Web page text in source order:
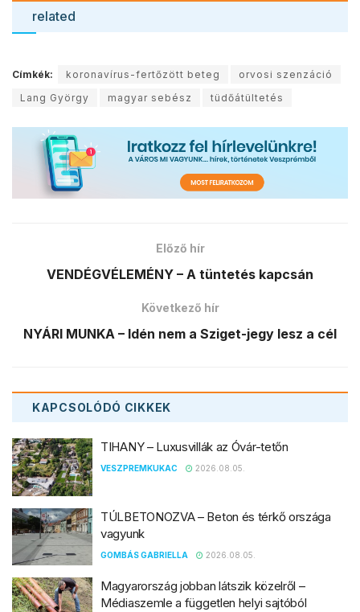
related
Címkék: koronavírus-fertőzött beteg
orvosi szenzáció
Lang György
magyar sebész tüdőátültetés
Előző hír
VENDÉGVÉLEMÉNY – A tüntetés kapcsán
Következő hír
NYÁRI MUNKA – Idén nem a Sziget-jegy lesz a cél
KAPCSOLÓDÓ CIKKEK
TIHANY – Luxusvillák az Óvár-tetőn
VESZPREMKUKAC 2026.08.05.
TÚLBETONOZVA – Beton és térkő országa
vagyunk
GOMBÁS GABRIELLA 2026.08.05.
Magyarország jobban látszik közelről –
Médiaszemle a független helyi sajtóból